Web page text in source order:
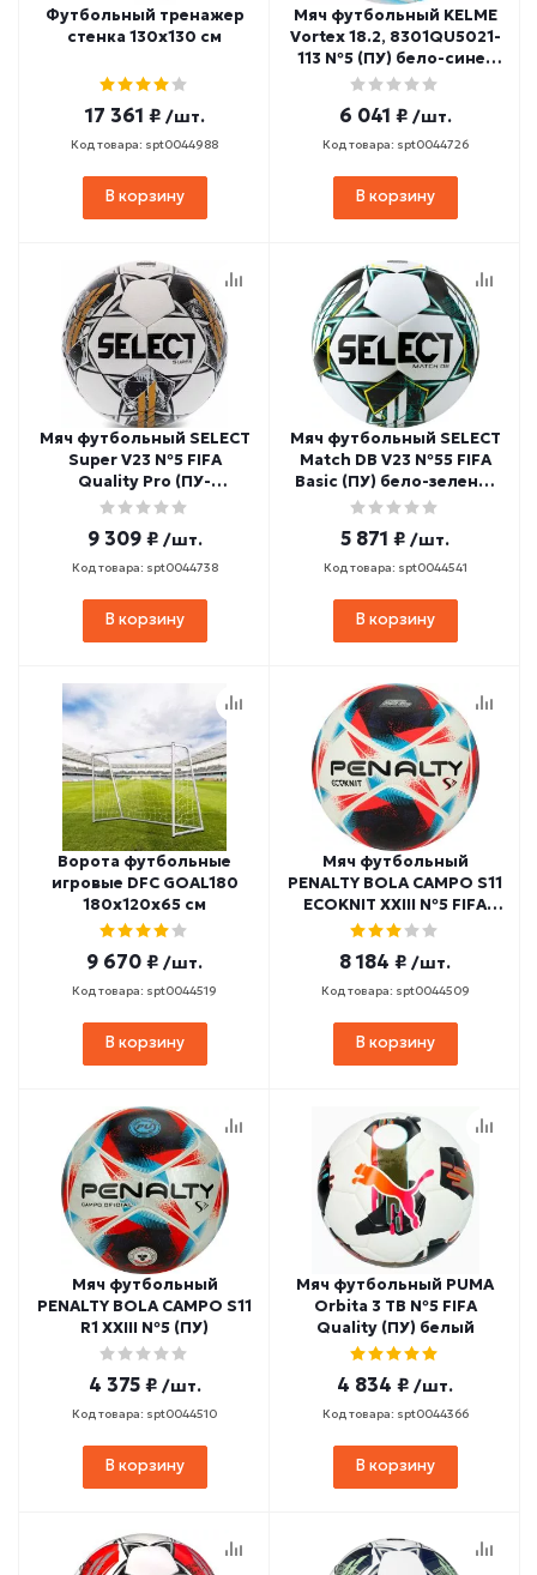
Футбольный тренажер
стенка 130х130 см
17 361 ₽ /шт.
Код товара: spt0044988
В корзину
Мяч футбольный KELME
Vortex 18.2, 8301QU5021-
113 №5 (ПУ) бело-сине-
зеленый
6 041 ₽ /шт.
Код товара: spt0044726
В корзину
Мяч футбольный SELECT
Super V23 №5 FIFA
Quality Pro (ПУ-
микрофибра) бело-
9 309 ₽ /шт.
Код товара: spt0044738
В корзину
Мяч футбольный SELECT
Match DВ V23 №55 FIFA
Basic (ПУ) бело-зелено-
черный
5 871 ₽ /шт.
Код товара: spt0044541
В корзину
Ворота футбольные
игровые DFC GOAL180
180x120x65 см
9 670 ₽ /шт.
Код товара: spt0044519
В корзину
Мяч футбольный
PENALTY BOLA CAMPO S11
ECOKNIT XXIII №5 FIFA
Quality Pro (ПУ)
8 184 ₽ /шт.
Код товара: spt0044509
В корзину
Мяч футбольный
PENALTY BOLA CAMPO S11
R1 XXIII №5 (ПУ)
4 375 ₽ /шт.
Код товара: spt0044510
В корзину
Мяч футбольный PUMA
Orbita 3 TB №5 FIFA
Quality (ПУ) белый
4 834 ₽ /шт.
Код товара: spt0044366
В корзину